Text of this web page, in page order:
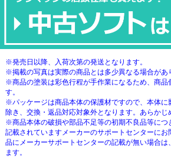
※発売日以降、入荷次第の発送となります。
※掲載の写真は実際の商品とは多少異なる場合があ
※商品の塗装は彩色行程が手作業になるため、商品
す。
※パッケージは商品本体の保護材ですので、本体に
除き、交換・返品対応対象外となります。あらかじ
※商品本体の破損や部品不足等の初期不良品等につ
記載されていますメーカーのサポートセンターに
品にメーカーサポートセンターの記載が無い場合は
ます。